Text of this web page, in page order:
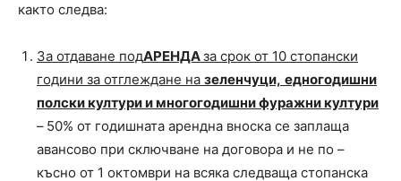
както следва:
За отдаване подАРЕНДАза срок от 10 стопански
години за отглеждане на зеленчуци, едногодишни
полски култури и многогодишни фуражни култури
– 50% от годишната арендна вноска се заплаща
авансово при сключване на договора и не по –
късно от 1 октомври на всяка следваща стопанска